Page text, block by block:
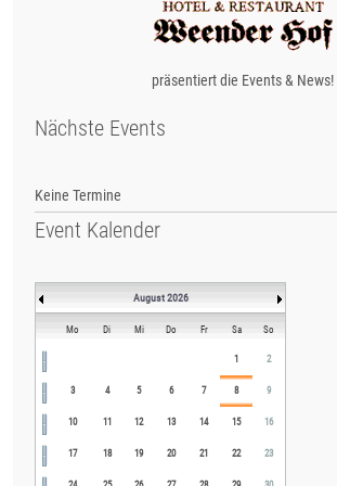
präsentiert die Events & News!
Nächste Events
Keine Termine
Event Kalender
August 2026
Mo Di Mi Do Fr Sa So
1 2
3 4 5 6 7 8 9
10 11 12 13 14 15 16
17 18 19 20 21 22 23